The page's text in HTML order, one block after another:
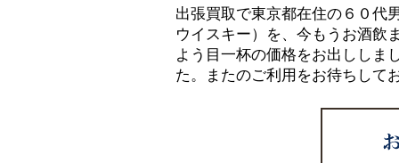
出張買取で東京都在住の６０
ウイスキー）を、今もうお酒飲
よう目一杯の価格をお出ししま
た。またのご利用をお待ちして